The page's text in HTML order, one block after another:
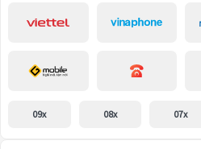
09x 08x 07x